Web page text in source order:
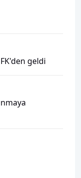
geldi